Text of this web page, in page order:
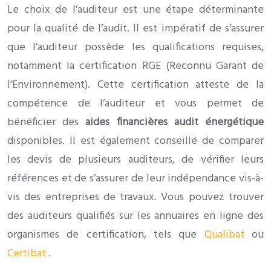
Le choix de l’auditeur est une étape déterminante
pour la qualité de l’audit. Il est impératif de s’assurer
que l’auditeur possède les qualifications requises,
notamment la certification RGE (Reconnu Garant de
l’Environnement). Cette certification atteste de la
compétence de l’auditeur et vous permet de
bénéficier desaides financières audit énergétique
disponibles. Il est également conseillé de comparer
les devis de plusieurs auditeurs, de vérifier leurs
références et de s’assurer de leur indépendance vis-à-
vis des entreprises de travaux. Vous pouvez trouver
des auditeurs qualifiés sur les annuaires en ligne des
organismes de certification, tels que Qualibatou
Certibat .